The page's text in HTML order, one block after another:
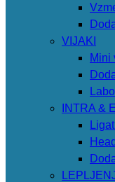
VIJAKI
Mini
INTRA &